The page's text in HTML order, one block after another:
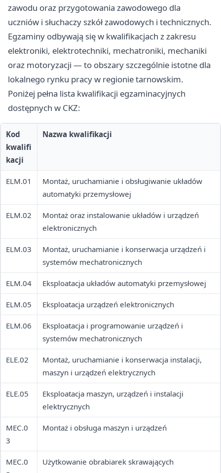
zawodu oraz przygotowania zawodowego dla
uczniów i słuchaczy szkół zawodowych i technicznych.
Egzaminy odbywają się w kwalifikacjach z zakresu
elektroniki, elektrotechniki, mechatroniki, mechaniki
oraz motoryzacji — to obszary szczególnie istotne dla
lokalnego rynku pracy w regionie tarnowskim.
Poniżej pełna lista kwalifikacji egzaminacyjnych
dostępnych w CKZ:
Kod
kwalifi
kacji
Nazwa kwalifikacji
ELM.01
Montaż, uruchamianie i obsługiwanie układów
automatyki przemysłowej
ELM.02
Montaż oraz instalowanie układów i urządzeń
elektronicznych
ELM.03
Montaż, uruchamianie i konserwacja urządzeń i
systemów mechatronicznych
ELM.04 Eksploatacja układów automatyki przemysłowej
ELM.05 Eksploatacja urządzeń elektronicznych
ELM.06
Eksploatacja i programowanie urządzeń i
systemów mechatronicznych
ELE.02
Montaż, uruchamianie i konserwacja instalacji,
maszyn i urządzeń elektrycznych
ELE.05
Eksploatacja maszyn, urządzeń i instalacji
elektrycznych
MEC.0
3
Montaż i obsługa maszyn i urządzeń
MEC.0
Użytkowanie obrabiarek skrawających